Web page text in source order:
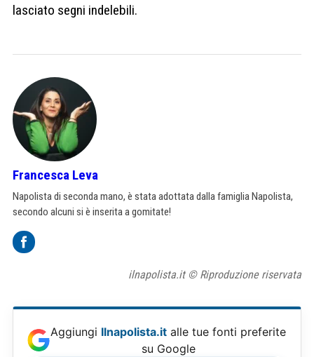
lasciato segni indelebili.
Francesca Leva
Napolista di seconda mano, è stata adottata dalla famiglia Napolista,
secondo alcuni si è inserita a gomitate!
ilnapolista.it © Riproduzione riservata
Aggiungi Ilnapolista.it alle tue fonti preferite
su Google